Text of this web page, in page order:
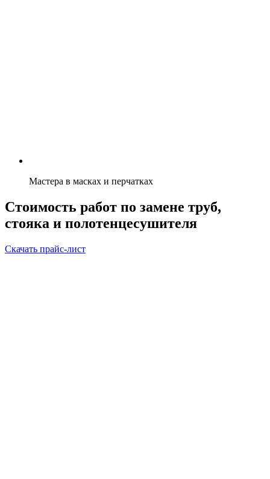
Мастера в масках и перчатках
Стоимость работ по замене труб,
стояка и полотенцесушителя
Скачать прайс-лист